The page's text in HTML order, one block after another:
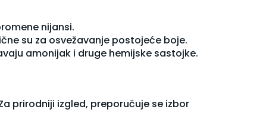
nijansi.
su za osvežavanje postojeće boje.
amonijak i druge hemijske sastojke.
prirodniji izgled, preporučuje se izbor